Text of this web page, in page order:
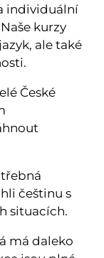
individuální
kurzy
ale také
České
češtinu s
situacích.
má daleko